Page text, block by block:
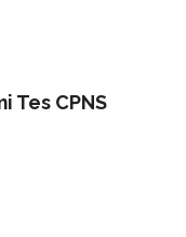
Tes CPNS